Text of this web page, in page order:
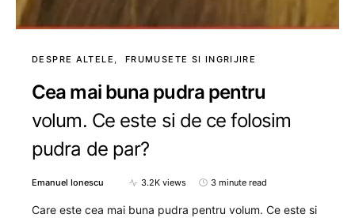
DESPRE ALTELE FRUMUSETE SI INGRIJIRE
Cea mai buna pudra pentru
volum. Ce este si de ce folosim
pudra de par?
Emanuel Ionescu 3.2K views 3 minute read
Care este cea mai buna pudra pentru volum. Ce este si